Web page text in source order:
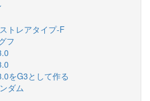
トレアタイプ-F
フ
をG3として作る
ダム